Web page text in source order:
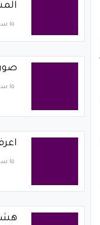
١٥ سبتمبر ٢٠٢٠
صور
١٥ سبتمبر ٢٠٢٠
١٥ سبتمبر ٢٠٢٠